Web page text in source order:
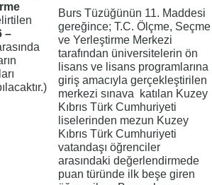
–
Burs Tüzüğünün 11. Maddesi
gereğince; T.C. Ölçme, Seçme
ve Yerleştirme Merkezi
tarafından üniversitelerin ön
lisans ve lisans programlarına
giriş amacıyla gerçekleştirilen
merkezi sınava katılan Kuzey
Kıbrıs Türk Cumhuriyeti
liselerinden mezun Kuzey
Kıbrıs Türk Cumhuriyeti
vatandaşı öğrenciler
arasındaki değerlendirmede
puan türünde ilk beşe giren